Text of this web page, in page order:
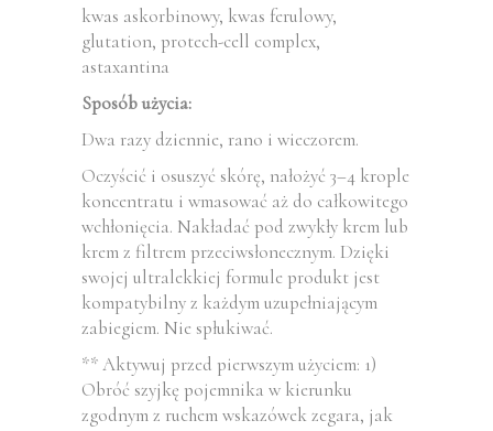
kwas askorbinowy, kwas ferulowy,
glutation, protech-cell complex,
astaxantina
Sposób użycia:
Dwa razy dziennie, rano i wieczorem.
Oczyścić i osuszyć skórę, nałożyć 3–4 krople
koncentratu i wmasować aż do całkowitego
wchłonięcia. Nakładać pod zwykły krem lub
krem z filtrem przeciwsłonecznym. Dzięki
swojej ultralekkiej formule produkt jest
kompatybilny z każdym uzupełniającym
zabiegiem. Nie spłukiwać.
** Aktywuj przed pierwszym użyciem: 1)
Obróć szyjkę pojemnika w kierunku
zgodnym z ruchem wskazówek zegara, jak